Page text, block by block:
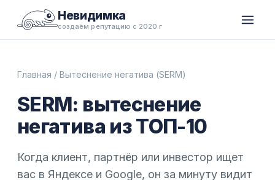
Невидимка
создаём репутацию с 2020 г
Главная / Вытеснение негатива (SERM)
SERM: вытеснение
негатива из ТОП-10
Когда клиент, партнёр или инвестор ищет
вас в Яндексе и Google, он за минуту видит